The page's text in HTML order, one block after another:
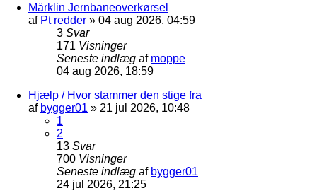
Märklin Jernbaneoverkørsel
af Pt redder » 04 aug 2026, 04:59
3 Svar
171 Visninger
Seneste indlæg af moppe
04 aug 2026, 18:59
Hjælp / Hvor stammer den stige fra
af bygger01 » 21 jul 2026, 10:48
1
2
13 Svar
700 Visninger
Seneste indlæg af bygger01
24 jul 2026, 21:25